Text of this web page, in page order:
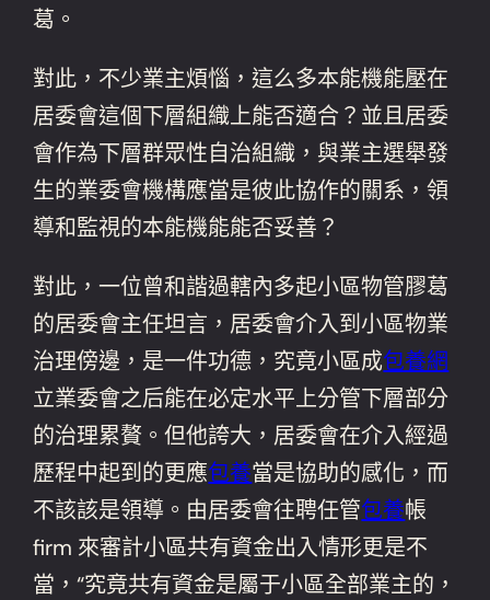
葛。
對此，不少業主煩惱，這么多本能機能壓在
居委會這個下層組織上能否適合？並且居委
會作為下層群眾性自治組織，與業主選舉發
生的業委會機構應當是彼此協作的關系，領
導和監視的本能機能能否妥善？
對此，一位曾和諧過轄內多起小區物管膠葛
的居委會主任坦言，居委會介入到小區物業
治理傍邊，是一件功德，究竟小區成包養網
立業委會之后能在必定水平上分管下層部分
的治理累贅。但他誇大，居委會在介入經過
歷程中起到的更應包養當是協助的感化，而
不該該是領導。由居委會往聘任管包養帳
firm 來審計小區共有資金出入情形更是不
當，“究竟共有資金是屬于小區全部業主的，